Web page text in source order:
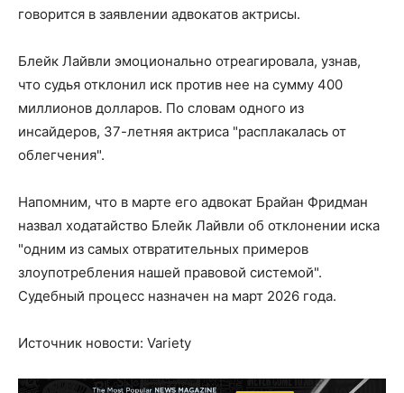
говорится в заявлении адвокатов актрисы.
Блейк Лайвли эмоционально отреагировала, узнав,
что судья отклонил иск против нее на сумму 400
миллионов долларов. По словам одного из
инсайдеров, 37-летняя актриса "расплакалась от
облегчения".
Напомним, что в марте его адвокат Брайан Фридман
назвал ходатайство Блейк Лайвли об отклонении иска
"одним из самых отвратительных примеров
злоупотребления нашей правовой системой".
Судебный процесс назначен на март 2026 года.
Источник новости: Variety